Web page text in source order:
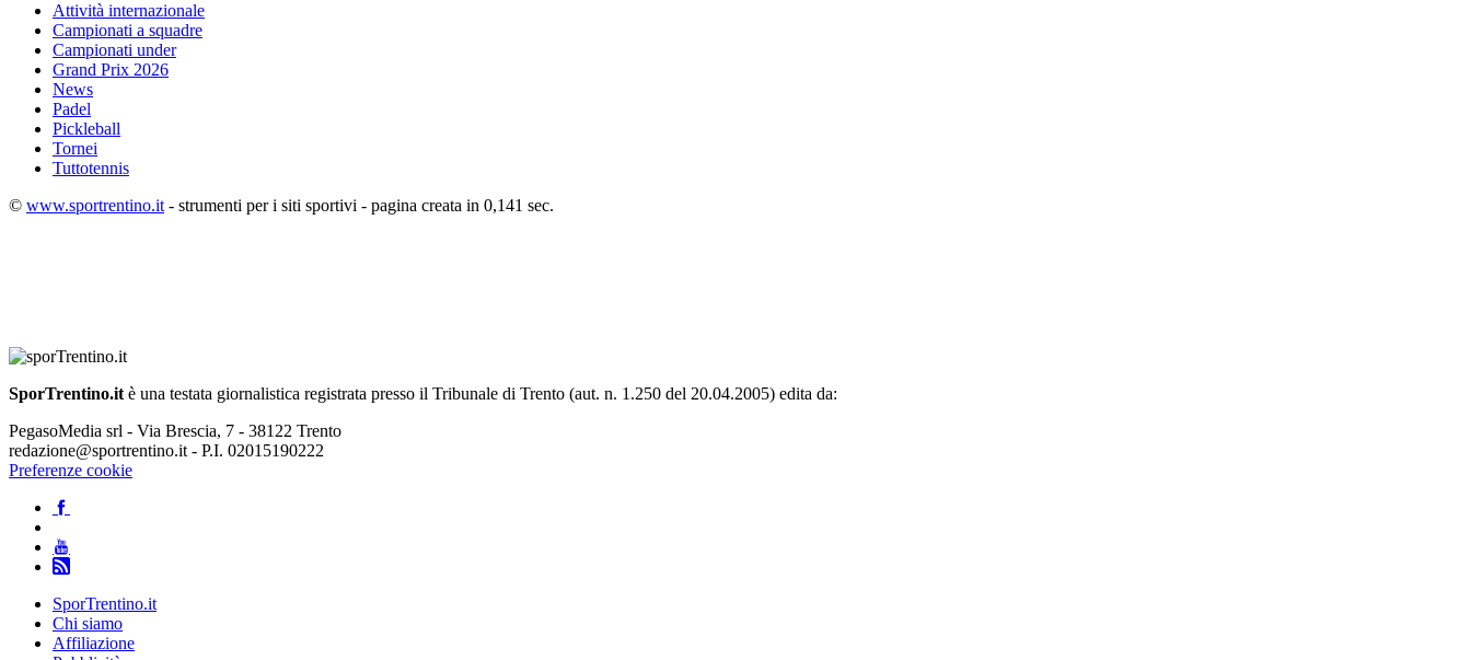
Attività internazionale
Campionati a squadre
Campionati under
Grand Prix 2026
News
Padel
Pickleball
Tornei
Tuttotennis
© www.sportrentino.it - strumenti per i siti sportivi - pagina creata in 0,141 sec.
SporTrentino.it è una testata giornalistica registrata presso il Tribunale di Trento (aut. n. 1.250 del 20.04.2005) edita da:
PegasoMedia srl - Via Brescia, 7 - 38122 Trento
redazione@sportrentino.it - P.I. 02015190222
Preferenze cookie
SporTrentino.it
Chi siamo
Affiliazione